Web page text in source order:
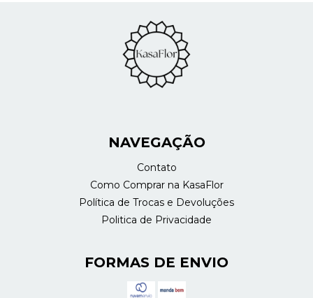
NAVEGAÇÃO
Contato
Como Comprar na KasaFlor
Política de Trocas e Devoluções
Politica de Privacidade
FORMAS DE ENVIO